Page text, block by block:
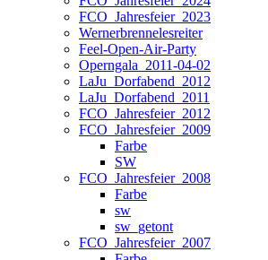
FCO_Jahresfeier_2023
Wernerbrennelesreiter
Feel-Open-Air-Party
Operngala_2011-04-02
LaJu_Dorfabend_2012
LaJu_Dorfabend_2011
FCO_Jahresfeier_2012
FCO_Jahresfeier_2009
Farbe
SW
FCO_Jahresfeier_2008
Farbe
sw
sw_getont
FCO_Jahresfeier_2007